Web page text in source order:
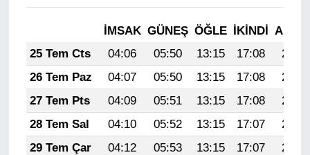
İMSAK GÜNEŞ ÖĞLE İKINDI
25 Tem Cts
04:06 05:50 13:15 17:08
20:30
26 Tem Paz
04:07 05:50 13:15 17:08
20:29
27 Tem Pts
04:09 05:51 13:15 17:08
20:28
28 Tem Sal
04:10 05:52 13:15 17:07
20:27
29 Tem Çar
04:12 05:53 13:15 17:07
20:26